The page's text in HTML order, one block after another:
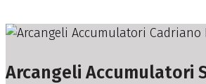
Arcangeli Accumulatori